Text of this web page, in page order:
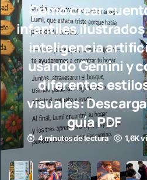
Cómo crear cuentos
infantiles ilustrados
inteligencia artificial
usando Gemini y con
diferentes estilos
visuales: Descarga la
guía PDF
4 minutos de lectura 1,6K vistas